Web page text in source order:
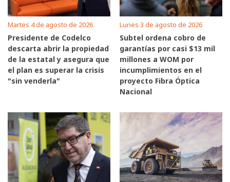
Martes 4 de agosto de 2026
Presidente de Codelco
descarta abrir la propiedad
de la estatal y asegura que
el plan es superar la crisis
"sin venderla"
Lunes 3 de agosto de 2026
Subtel ordena cobro de
garantías por casi $13 mil
millones a WOM por
incumplimientos en el
proyecto Fibra Óptica
Nacional